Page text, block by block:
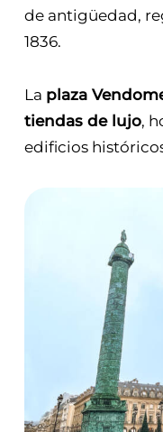
de antigüedad,
1836.
La plaza
tiendas de lujo,
edificios